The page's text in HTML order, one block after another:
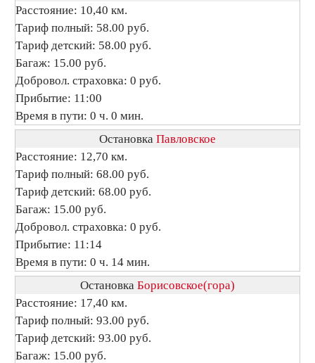
Расстояние: 10,40 км.
Тариф полный: 58.00 руб.
Тариф детский: 58.00 руб.
Багаж: 15.00 руб.
Добровол. страховка: 0 руб.
Прибытие: 11:00
Время в пути: 0 ч. 0 мин.
Остановка Павловское
Расстояние: 12,70 км.
Тариф полный: 68.00 руб.
Тариф детский: 68.00 руб.
Багаж: 15.00 руб.
Добровол. страховка: 0 руб.
Прибытие: 11:14
Время в пути: 0 ч. 14 мин.
Остановка Борисовское(гора)
Расстояние: 17,40 км.
Тариф полный: 93.00 руб.
Тариф детский: 93.00 руб.
Багаж: 15.00 руб.